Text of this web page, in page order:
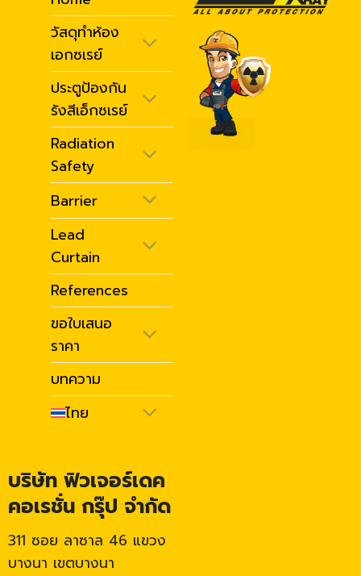
วัสดุทำห้อง
เอกซเรย์
ประตูป้องกัน
รังสีเอ็กซเรย์
Radiation
Safety
Barrier
Lead
Curtain
References
ขอใบเสนอ
ราคา
บทความ
ไทย
บริษัท ฟิวเจอร์เดค
คอเรชั่น กรุ๊ป จำกัด
311 ซอย ลาซาล 46 แขวง
บางนา เขตบางนา